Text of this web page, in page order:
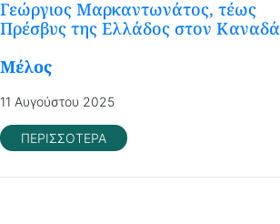
Γεώργιος Μαρκαντωνάτος, τέως
Πρέσβυς της Ελλάδος στον Καναδά
Mέλος
11 Αυγούστου 2025
ΠΕΡΙΣΣΟΤΕΡΑ